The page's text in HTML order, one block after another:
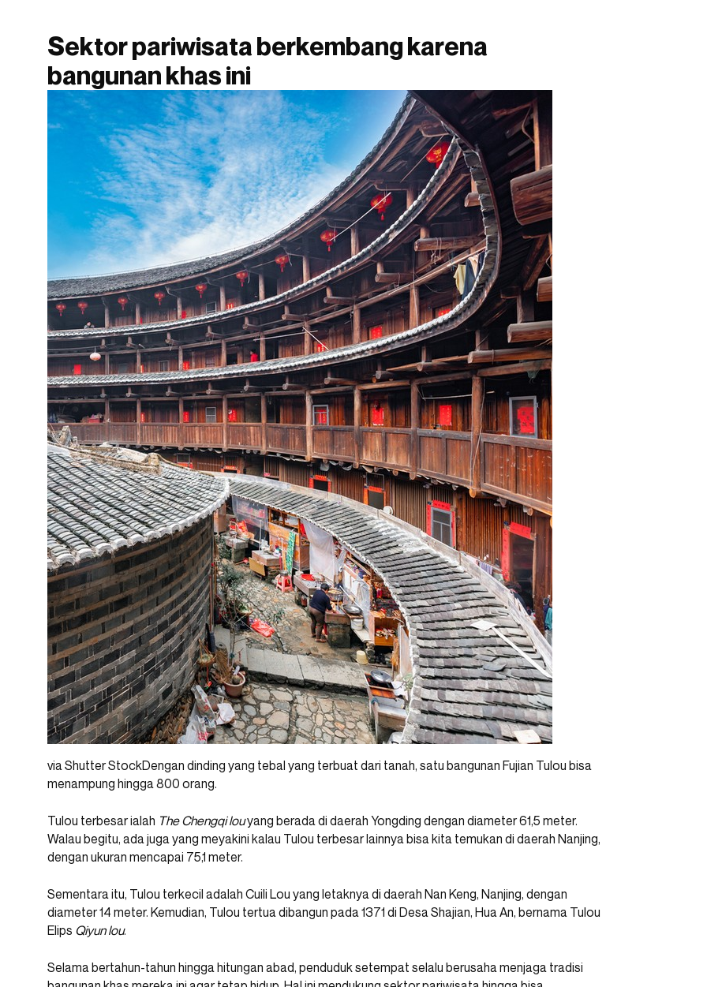
Sektor pariwisata berkembang karena
bangunan khas ini
via Shutter StockDengan dinding yang tebal yang terbuat dari tanah, satu bangunan Fujian Tulou bisa
menampung hingga 800 orang.
Tulou terbesar ialah The Chengqi louyang berada di daerah Yongding dengan diameter 61,5 meter.
Walau begitu, ada juga yang meyakini kalau Tulou terbesar lainnya bisa kita temukan di daerah Nanjing,
dengan ukuran mencapai 75,1 meter.
Sementara itu, Tulou terkecil adalah Cuili Lou yang letaknya di daerah Nan Keng, Nanjing, dengan
diameter 14 meter. Kemudian, Tulou tertua dibangun pada 1371 di Desa Shajian, Hua An, bernama Tulou
Elips Qiyun lou.
Selama bertahun-tahun hingga hitungan abad, penduduk setempat selalu berusaha menjaga tradisi